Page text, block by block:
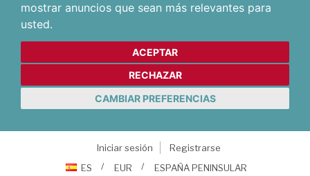
mostrar anuncios que sean más relevantes para
usted.
ACEPTAR
RECHAZAR
CAMBIAR PREFERENCIAS
Iniciar sesión
Registrarse
ES
EUR ESPAÑA PENINSULAR